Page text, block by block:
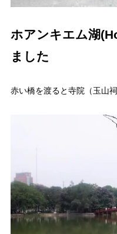
ホアンキエム湖
ました
赤い橋を渡ると寺院（玉山